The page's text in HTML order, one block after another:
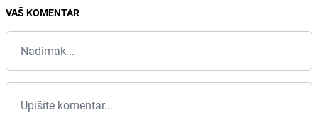
VAŠ KOMENTAR